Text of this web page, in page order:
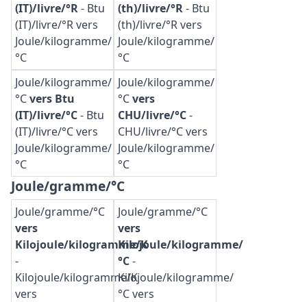
(IT)/livre/°R- Btu
(IT)/livre/°R vers
Joule/kilogramme/
°C
(th)/livre/°R- Btu
(th)/livre/°R vers
Joule/kilogramme/
°C
Joule/kilogramme/
°Cvers Btu
(IT)/livre/°C- Btu
(IT)/livre/°C vers
Joule/kilogramme/
°C
Joule/kilogramme/
°Cvers
CHU/livre/°C-
CHU/livre/°C vers
Joule/kilogramme/
°C
Joule/gramme/°C
Joule/gramme/°C
vers
Kilojoule/kilogramme/K
-
Kilojoule/kilogramme/K
vers
Joule/gramme/°C
vers
Kilojoule/kilogramme/
°C-
Kilojoule/kilogramme/
°C vers